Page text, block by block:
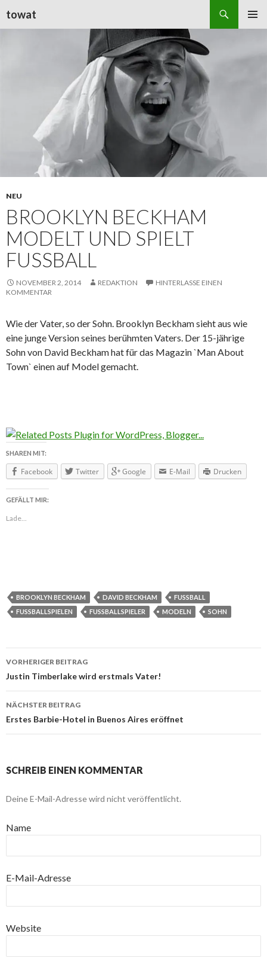
towat
NEU
BROOKLYN BECKHAM
MODELT UND SPIELT
FUSSBALL
NOVEMBER 2, 2014 REDAKTION
HINTERLASSE EINEN
KOMMENTAR
Wie der Vater, so der Sohn. Brooklyn Beckham sieht aus wie
eine junge Version seines berühmten Vaters. Der 15-jährige
Sohn von David Beckham hat für das Magazin `Man About
Town` einen auf Model gemacht.
SHAREN MIT:
Facebook Twitter Google E-Mail Drucken
GEFÄLLT MIR:
Lade...
BROOKLYN BECKHAM DAVID BECKHAM
FUSSBALL
FUSSBALLSPIELEN
FUSSBALLSPIELER MODELN SOHN
Beitragsnavigation
VORHERIGER BEITRAG
Justin Timberlake wird erstmals Vater!
NÄCHSTER BEITRAG
Erstes Barbie-Hotel in Buenos Aires eröffnet
SCHREIB EINEN KOMMENTAR
Deine E-Mail-Adresse wird nicht veröffentlicht.
Name
E-Mail-Adresse
Website